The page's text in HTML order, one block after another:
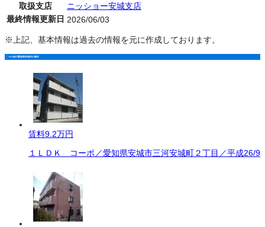
取扱支店
ニッショー安城支店
最終情報更新日 2026/06/03
※上記、基本情報は過去の情報を元に作成しております。
その他の愛知県安城市の物件
賃料9.2万円
１ＬＤＫ コーポ／愛知県安城市三河安城町２丁目／平成26/9